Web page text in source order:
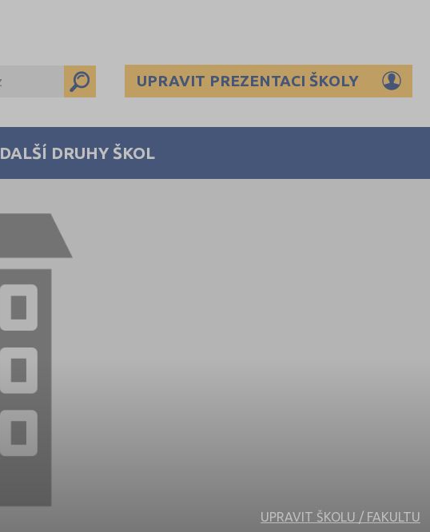
UPRAVIT PREZENTACI ŠKOLY
DALŠÍ DRUHY ŠKOL
UPRAVIT ŠKOLU / FAKULTU